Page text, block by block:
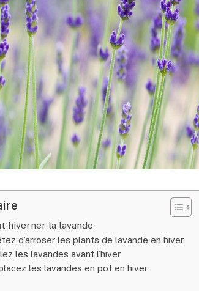
hiverner la lavande
d’arroser les plants de lavande en hiver
les lavandes avant l’hiver
les lavandes en pot en hiver